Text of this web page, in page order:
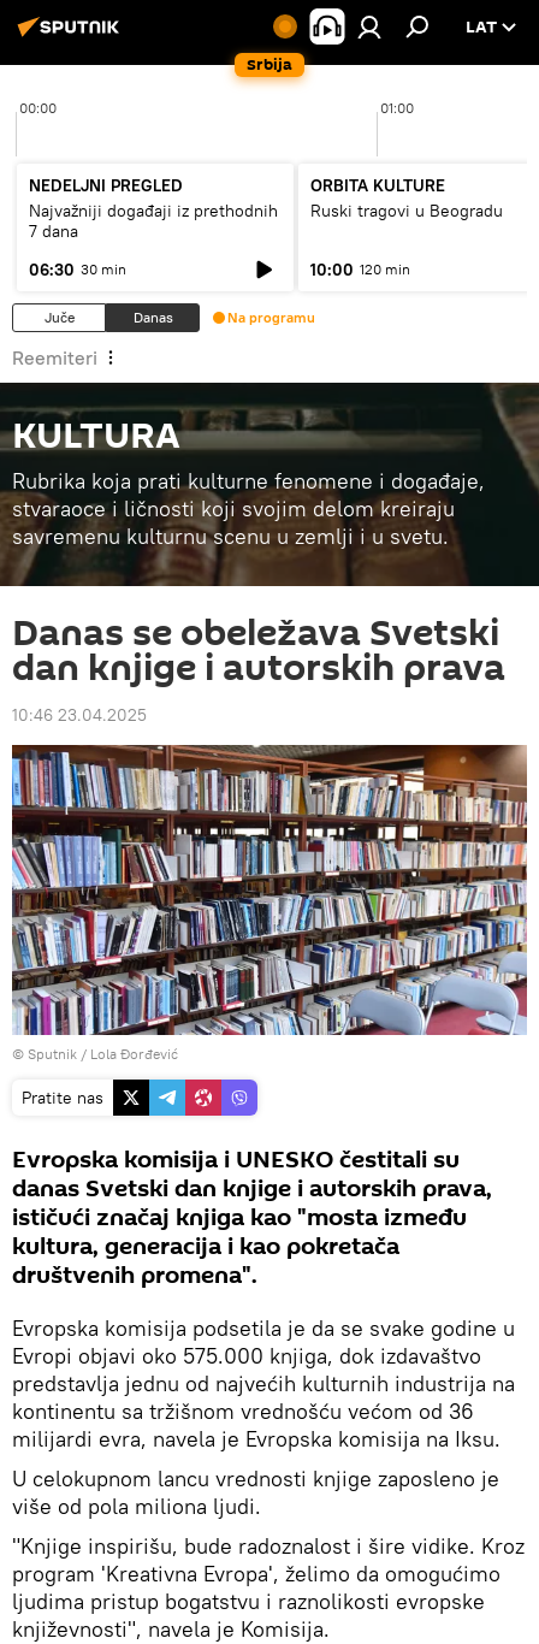
Srbija
LAT
00:00 01:00
NEDELJNI PREGLED
Najvažniji događaji iz prethodnih
7 dana
06:30 30 min
ORBITA KULTURE
Ruski tragovi u Beogradu
10:00 120 min
Juče Danas Na programu
Reemiteri
KULTURA
Rubrika koja prati kulturne fenomene i događaje,
stvaraoce i ličnosti koji svojim delom kreiraju
savremenu kulturnu scenu u zemlji i u svetu.
Danas se obeležava Svetski
dan knjige i autorskih prava
10:46 23.04.2025
© Sputnik / Lola Đorđević
Pratite nas
Evropska komisija i UNESKO čestitali su
danas Svetski dan knjige i autorskih prava,
ističući značaj knjiga kao "mosta između
kultura, generacija i kao pokretača
društvenih promena".
Evropska komisija podsetila je da se svake godine u
Evropi objavi oko 575.000 knjiga, dok izdavaštvo
predstavlja jednu od najvećih kulturnih industrija na
kontinentu sa tržišnom vrednošću većom od 36
milijardi evra, navela je Evropska komisija na Iksu.
U celokupnom lancu vrednosti knjige zaposleno je
više od pola miliona ljudi.
"Knjige inspirišu, bude radoznalost i šire vidike. Kroz
program 'Kreativna Evropa', želimo da omogućimo
ljudima pristup bogatstvu i raznolikosti evropske
književnosti", navela je Komisija.